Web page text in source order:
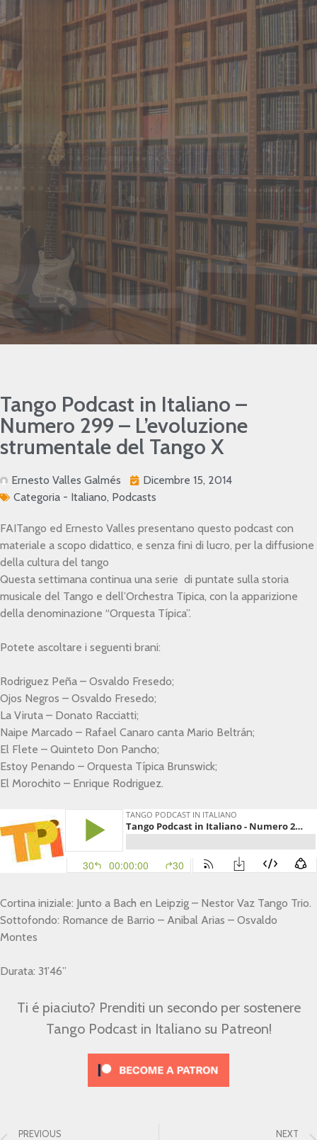
Tango Podcast in Italiano –
Numero 299 – L’evoluzione
strumentale del Tango X
Ernesto Valles Galmés
Dicembre 15, 2014
Categoria - Italiano, Podcasts
FAITango ed Ernesto Valles presentano questo podcast con
materiale a scopo didattico, e senza fini di lucro, per la diffusione
della cultura del tango
Questa settimana continua una serie di puntate sulla storia
musicale del Tango e dell’Orchestra Tipica, con la apparizione
della denominazione “Orquesta Típica”.
Potete ascoltare i seguenti brani:
Rodriguez Peña – Osvaldo Fresedo;
Ojos Negros – Osvaldo Fresedo;
La Viruta – Donato Racciatti;
Naipe Marcado – Rafael Canaro canta Mario Beltrán;
El Flete – Quinteto Don Pancho;
Estoy Penando – Orquesta Típica Brunswick;
El Morochito – Enrique Rodriguez.
Cortina iniziale: Junto a Bach en Leipzig – Nestor Vaz Tango Trio.
Sottofondo: Romance de Barrio – Anibal Arias – Osvaldo
Montes
Durata: 31’46”
Ti é piaciuto? Prenditi un secondo per sostenere
Tango Podcast in Italiano su Patreon!
PREVIOUS NEXT